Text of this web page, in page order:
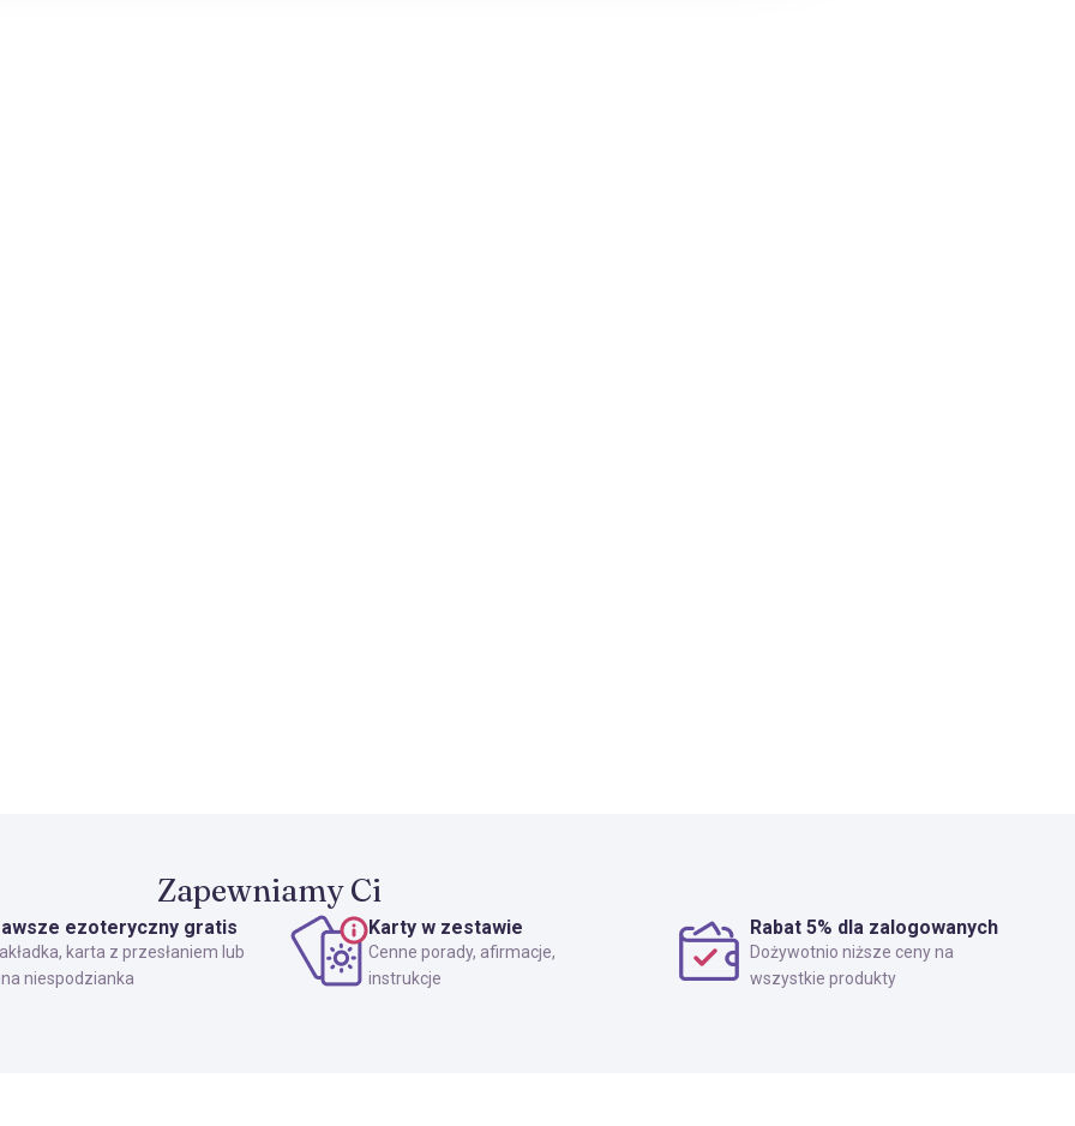
Zapewniamy Ci
ezoteryczny gratis
karta z przesłaniem lub
niespodzianka
Karty w zestawie
Cenne porady, afirmacje,
instrukcje
Rabat 5% dla zalogowanych
Dożywotnio niższe ceny na
wszystkie produkty